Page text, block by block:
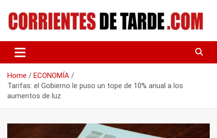
content
CORRIENTES DE TARDE
Home
ECONOMÍA
Tarifas: el Gobierno le puso un tope de 10% anual a los
aumentos de luz